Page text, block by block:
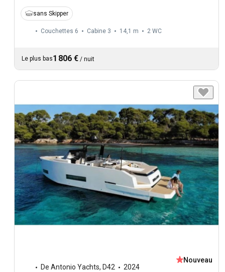
sans Skipper
Couchettes 6 Cabine 3 14,1 m 2 WC
Le plus bas1 806 € / nuit
De Antonio Yachts, D42 2024
Nouveau